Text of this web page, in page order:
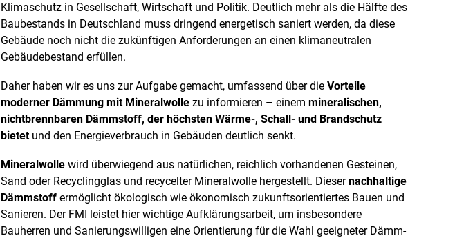
Klimaschutz in Gesellschaft, Wirtschaft und Politik. Deutlich mehr als die Hälfte des
Baubestands in Deutschland muss dringend energetisch saniert werden, da diese
Gebäude noch nicht die zukünftigen Anforderungen an einen klimaneutralen
Gebäudebestand erfüllen.
Daher haben wir es uns zur Aufgabe gemacht, umfassend über die Vorteile
moderner Dämmung mit Mineralwolle zu informieren – einem mineralischen,
nichtbrennbaren Dämmstoff, der höchsten Wärme-, Schall- und Brandschutz
bietetund den Energieverbrauch in Gebäuden deutlich senkt.
Mineralwolle wird überwiegend aus natürlichen, reichlich vorhandenen Gesteinen,
Sand oder Recyclingglas und recycelter Mineralwolle hergestellt. Diesernachhaltige
Dämmstoff ermöglicht ökologisch wie ökonomisch zukunftsorientiertes Bauen und
Sanieren. Der FMI leistet hier wichtige Aufklärungsarbeit, um insbesondere
Bauherren und Sanierungswilligen eine Orientierung für die Wahl geeigneter Dämm-